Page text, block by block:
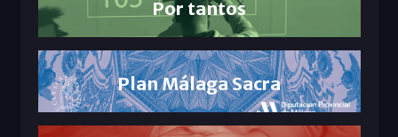
Por tantos
Plan Málaga Sacra